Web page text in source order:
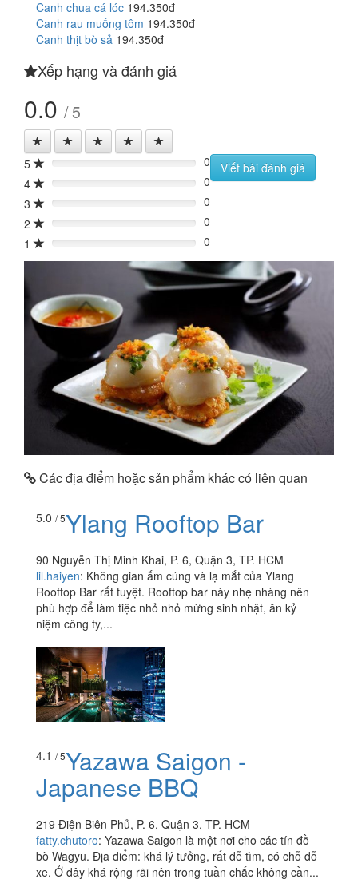
Canh chua cá lóc 194.350đ
Canh rau muống tôm 194.350đ
Canh thịt bò sả 194.350đ
Xếp hạng và đánh giá
0.0 / 5
5 0%
0
4
0%
0
3
0%
0
2
0%
0
1
0% 0
Viết bài đánh giá
Các địa điểm hoặc sản phẩm khác có liên quan
5.0 / 5Ylang Rooftop Bar
90 Nguyễn Thị Minh Khai, P. 6, Quận 3, TP. HCM
lil.haiyen: Không gian ấm cúng và lạ mắt của Ylang
Rooftop Bar rất tuyệt. Rooftop bar này nhẹ nhàng nên
phù hợp để làm tiệc nhỏ nhỏ mừng sinh nhật, ăn kỷ
niệm công ty,...
4.1 / 5Yazawa Saigon -
Japanese BBQ
219 Điện Biên Phủ, P. 6, Quận 3, TP. HCM
fatty.chutoro: Yazawa Saigon là một nơi cho các tín đồ
bò Wagyu. Địa điểm: khá lý tưởng, rất dễ tìm, có chỗ đỗ
xe. Ở đây khá rộng rãi nên trong tuần chắc không cần...